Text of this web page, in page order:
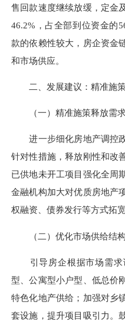
售回款速度继续放缓，定金
46.2%，占全部到位资金的
款的依赖性较大，房企资金
和市场供应。
二、发展建议：精准施策
（一）精准施策释放需求
进一步细化房地产调控政
针对性措施，释放刚性和改
已供地未开工项目强化全周
金融机构加大对优质房地产
权融资、债券发行等方式拓
（二）优化市场供给结构
引导房企根据市场需求
型、公寓型小户型、低总价
特色化地产供给；加强对乡
套设施，提升项目吸引力。